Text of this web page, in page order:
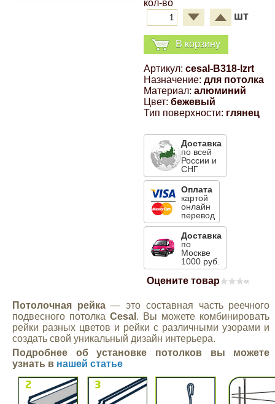
кол-во
шт
В корзину
Артикул: cesal-B318-lzrt
Назначение: для потолка
Материал: алюминий
Цвет: бежевый
Тип поверхности: глянец
Доставка
по всей
России и
СНГ
Оплата
картой
онлайн
перевод
Доставка
по
Москве
1000 руб.
Оцените товар (0)
Потолочная рейка— это составная часть реечного
подвесного потолкаCesal . Вы можете комбинировать
рейки разных цветов и рейки с различными узорами и
создать свой уникальный дизайн интерьера.
Подробнее об установке потолков вы можете
узнать в нашей статье
Компрессионные фитинги Poliext
Opel
Renault
Suzuki
Эмали универсальные акриловые
Магнитные панели на холодильник